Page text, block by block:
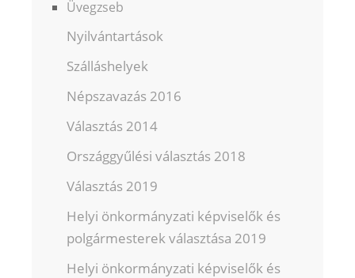
Üvegzseb
Nyilvántartások
Szálláshelyek
Népszavazás 2016
Választás 2014
Országgyűlési választás 2018
Választás 2019
Helyi önkormányzati képviselők és
polgármesterek választása 2019
Helyi önkormányzati képviselők és